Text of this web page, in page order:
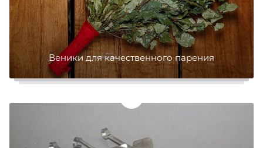
Веники для качественного парения